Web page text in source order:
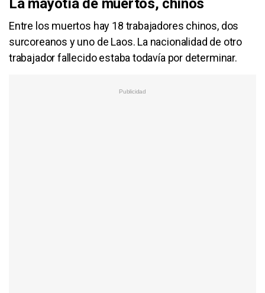
Entre los muertos hay 18 trabajadores chinos, dos
surcoreanos y uno de Laos. La nacionalidad de otro
trabajador fallecido estaba todavía por determinar.